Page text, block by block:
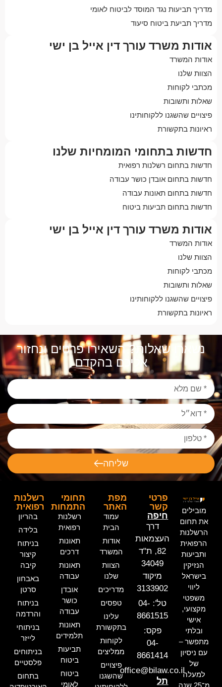
מדריך תביעות נגד המוסד לביטוח לאומי
מדריך תביעת ביטוח סיעוד
אודות משרד עורך דין אייל בן ישי
אודות המשרד
הצוות שלנו
מכתבי לקוחות
שאלות ותשובות
פיצויים שהשגנו ללקוחותינו
ראיונות בתקשורת
חדשות בתחומי המומחיות שלנו
חדשות בתחום רשלנות רפואית
חדשות בתחום אובדן כושר עבודה
חדשות בתחום תאונות עבודה
חדשות בתחום תביעות ביטוח
אודות משרד עורך דין אייל בן ישי
אודות המשרד
הצוות שלנו
מכתבי לקוחות
שאלות ותשובות
פיצויים שהשגנו ללקוחותינו
ראיונות בתקשורת
נשארו שאלות? השאירו פרטים ונחזור
אליכם בהקדם
שליחה
מובילים
את תחום
הרשלנות
הרפואית
ותביעות
הנזיקין
בישראל
ליווי
משפטי
מקצועי,
אישי
ובלתי
מתפשר –
עם ניסיון
של
למעלה
מ־25 שנה
מפת
האתר
עמוד
הבית
אודות
המשרד
הצוות
שלנו
מדריכים
טפסים
עלינו
בתקשורת
לקוחות
ממליצים
פיצויים
שהשגנו
תחומי
התמחות
רשלנות
רפואית
תאונות
דרכים
תאונות
עבודה
אובדן
כושר
עבודה
תאונות
תלמידים
תביעות
ביטוח
ביטוח
לאומי
רשלנות
רפואית
בהריון
בלידה
בניתוח
קיצור
קיבה
באבחון
סרטן
בניתוח
והרדמה
בניתוחי
לייזר
בניתוחים
פלסטיים
בתחום
פרטי
קשר
חיפה
דרך
העצמאות
82, ת"ד
34049
מיקוד
3133902
טל': 04-
8661515
פקס:
04-
8661414
office@bilaw.co.il
תל